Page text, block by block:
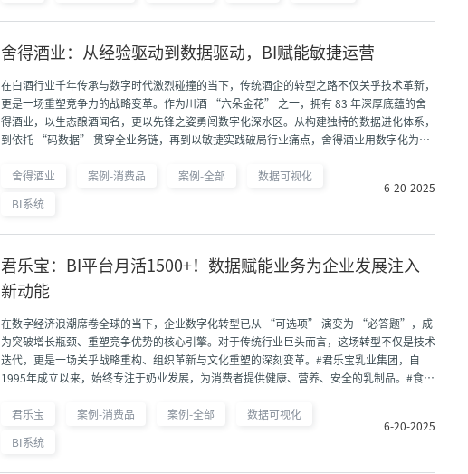
舍得酒业：从经验驱动到数据驱动，BI赋能敏捷运营
在白酒行业千年传承与数字时代激烈碰撞的当下，传统酒企的转型之路不仅关乎技术革新，
更是一场重塑竞争力的战略变革。作为川酒 “六朵金花” 之一，拥有 83 年深厚底蕴的舍
得酒业，以生态酿酒闻名，更以先锋之姿勇闯数字化深水区。从构建独特的数据进化体系，
到依托 “码数据” 贯穿全业务链，再到以敏捷实践破局行业痛点，舍得酒业用数字化为传
得酒业起源于1940 年，至今已拥有83年历史，从泰安作坊到全球化知名酒企，舍得酒业也
舍得酒业 案例-消费品 案例-全部 数据可视化
BI系统
6-20-2025
君乐宝：BI平台月活1500+！数据赋能业务为企业发展注入
新动能
在数字经济浪潮席卷全球的当下，企业数字化转型已从 “可选项” 演变为 “必答题”，成
为突破增长瓶颈、重塑竞争优势的核心引擎。对于传统行业巨头而言，这场转型不仅是技术
迭代，更是一场关乎战略重构、组织革新与文化重塑的深刻变革。#君乐宝乳业集团，自
1995年成立以来，始终专注于奶业发展，为消费者提供健康、营养、安全的乳制品。#食品
君乐宝
案例-消费品 案例-全部 数据可视化
BI系统
6-20-2025